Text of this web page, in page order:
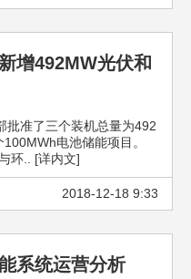
增492MW光伏和
批准了三个装机总量为492
电池储能项目。
环.. [详内文]
2018-12-18 9:33
系统运营分析